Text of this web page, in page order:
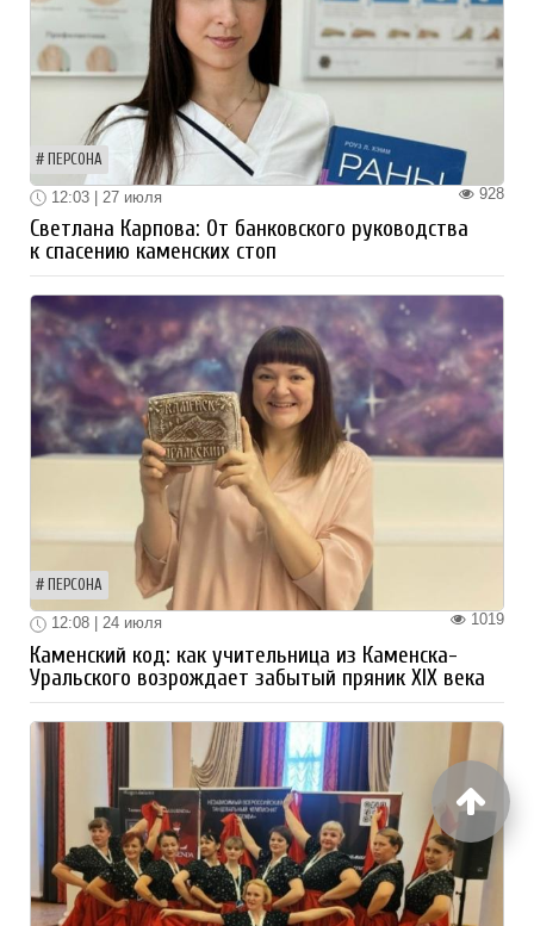
ПЕРСОНА
928
12:03 | 27 июля
Светлана Карпова: От банковского руководства
к спасению каменских стоп
ПЕРСОНА
1019
12:08 | 24 июля
Каменский код: как учительница из Каменска-
Уральского возрождает забытый пряник XIX века